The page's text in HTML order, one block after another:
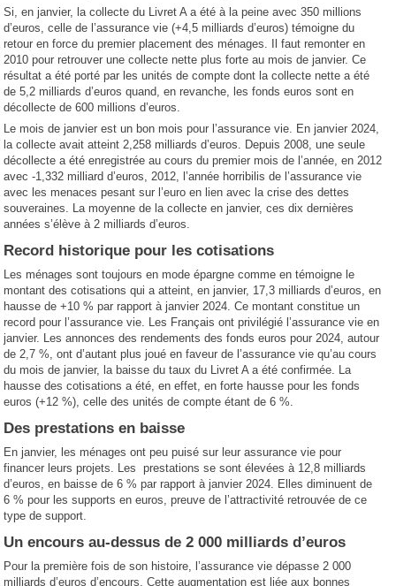
Si, en janvier, la collecte du Livret A a été à la peine avec 350 millions
d’euros, celle de l’assurance vie (+4,5 milliards d’euros) témoigne du
retour en force du premier placement des ménages. Il faut remonter en
2010 pour retrouver une collecte nette plus forte au mois de janvier. Ce
résultat a été porté par les unités de compte dont la collecte nette a été
de 5,2 milliards d’euros quand, en revanche, les fonds euros sont en
décollecte de 600 millions d’euros.
Le mois de janvier est un bon mois pour l’assurance vie. En janvier 2024,
la collecte avait atteint 2,258 milliards d’euros. Depuis 2008, une seule
décollecte a été enregistrée au cours du premier mois de l’année, en 2012
avec -1,332 milliard d’euros, 2012, l’année horribilis de l’assurance vie
avec les menaces pesant sur l’euro en lien avec la crise des dettes
souveraines. La moyenne de la collecte en janvier, ces dix dernières
années s’élève à 2 milliards d’euros.
Record historique pour les cotisations
Les ménages sont toujours en mode épargne comme en témoigne le
montant des cotisations qui a atteint, en janvier, 17,3 milliards d’euros, en
hausse de +10 % par rapport à janvier 2024. Ce montant constitue un
record pour l’assurance vie. Les Français ont privilégié l’assurance vie en
janvier. Les annonces des rendements des fonds euros pour 2024, autour
de 2,7 %, ont d’autant plus joué en faveur de l’assurance vie qu’au cours
du mois de janvier, la baisse du taux du Livret A a été confirmée. La
hausse des cotisations a été, en effet, en forte hausse pour les fonds
euros (+12 %), celle des unités de compte étant de 6 %.
Des prestations en baisse
En janvier, les ménages ont peu puisé sur leur assurance vie pour
financer leurs projets. Les prestations se sont élevées à 12,8 milliards
d’euros, en baisse de 6 % par rapport à janvier 2024. Elles diminuent de
6 % pour les supports en euros, preuve de l’attractivité retrouvée de ce
type de support.
Un encours au-dessus de 2 000 milliards d’euros
Pour la première fois de son histoire, l’assurance vie dépasse 2 000
milliards d’euros d’encours. Cette augmentation est liée aux bonnes